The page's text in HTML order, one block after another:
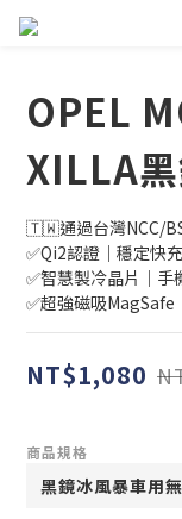
OPEL
XILLA
🇹🇼通過台灣NCC/
✅Qi2認證｜穩定快
✅智慧製冷晶片｜手
✅超強磁吸
NT$1,080
商品規格